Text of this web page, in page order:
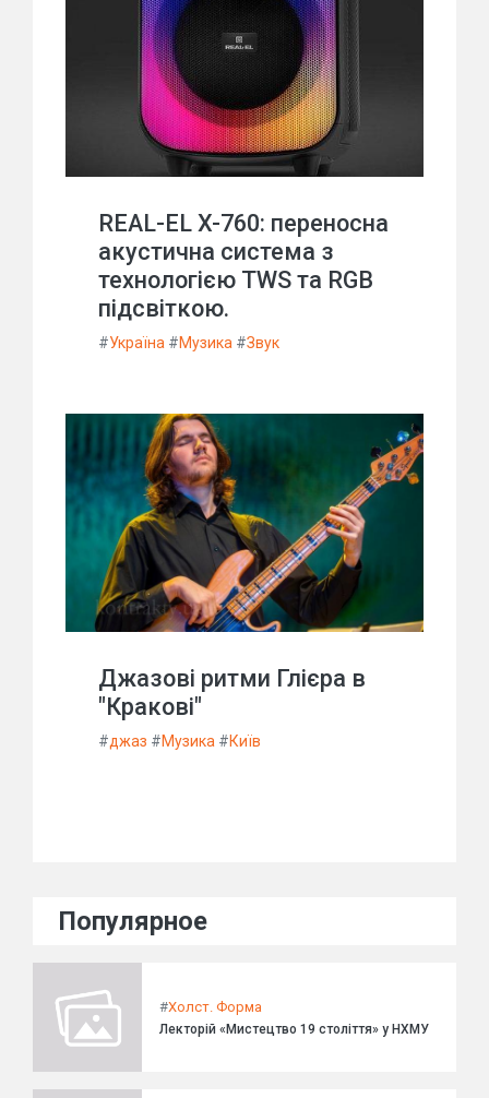
REAL-EL X-760: переносна
акустична система з
технологією TWS та RGB
підсвіткою.
#Україна #Музика #Звук
Джазові ритми Глієра в
"Кракові"
#джаз #Музика #Київ
Популярное
#Холст. Форма
Лекторій «Мистецтво 19 століття» у НХМУ